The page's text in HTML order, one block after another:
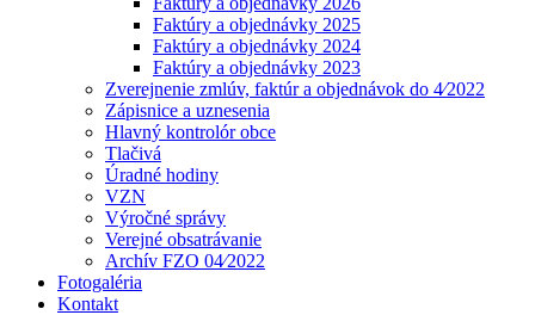
Faktúry a objednávky 2025
Faktúry a objednávky 2024
Faktúry a objednávky 2023
Zverejnenie zmlúv, faktúr a objednávok do 4⁄2022
Zápisnice a uznesenia
Hlavný kontrolór obce
Tlačivá
Úradné hodiny
VZN
Výročné správy
Verejné obsatrávanie
Archív FZO 04⁄2022
Fotogaléria
Kontakt